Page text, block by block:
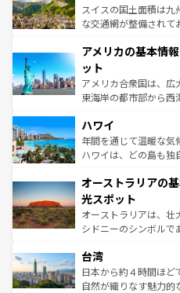
を参照してほしい。
ドイツ情報はコンテン
ティー、ビール好き
戦など、本場だからこ
ンツ一覧を参照してほ
スイスの国土面積は
な交通網が整備されて
の建物がそのまま残る
博物館もあり、アルプ
ことができる。国民の
者向けの交通パス提供
着のスイス情報は
アメリカの基本情
ット
アメリカ合衆国は、広
東海岸の都市部から西
のような巨大都市は、
ンメントが詰まった刺
西部には大自然が広が
部のニューオーリンズ
文化が魅力。旅行者は
しみながら、その多様
るだろう。車でのロー
情報は
ハワイ
年間を通じて温暖な気
ハワイは、どの島も独
ワイ島は見逃せない。
島だが、静かな自然を
おすすめ。エメラルド
文化や歴史が息づいて
人々、おいしいローカ
ク、伝統的なフラダン
っている。訪れるたび
オーストラリアの
光スポット
オーストラリアは、壮
シドニーのシンボルで
リアリーフや大陸中央
ク）、タスマニアの美
ど、見どころがたくさ
台湾
日本から約４時間ほど
自然が織りなす魅力的